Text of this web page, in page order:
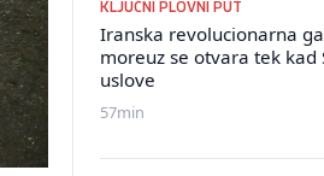
KLJUČNI PLOVNI PUT
Iranska revolucionarna
moreuz se otvara tek kad
uslove
57min